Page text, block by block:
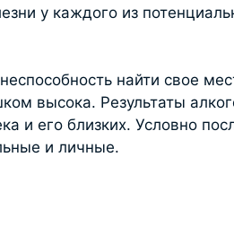
у каждого из
найти свое
высока. Результаты
и его близких. Условно
и личные.